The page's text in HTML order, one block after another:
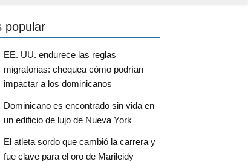
popular
EE. UU. endurece las reglas
migratorias: chequea cómo podrían
impactar a los dominicanos
Dominicano es encontrado sin vida en
un edificio de lujo de Nueva York
El atleta sordo que cambió la carrera y
fue clave para el oro de Marileidy